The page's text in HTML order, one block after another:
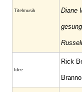
Titelmusik Diane
Idee
Rick